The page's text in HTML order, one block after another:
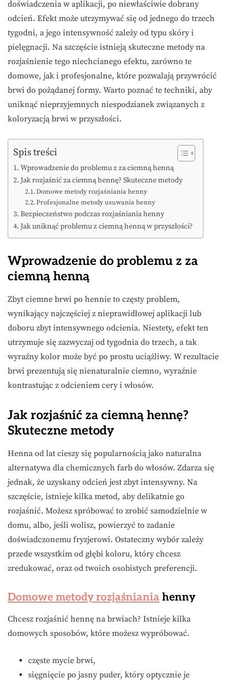
doświadczenia w aplikacji, po niewłaściwie dobrany
odcień. Efekt może utrzymywać się od jednego do trzech
tygodni, a jego intensywność zależy od typu skóry i
pielęgnacji. Na szczęście istnieją skuteczne metody na
rozjaśnienie tego niechcianego efektu, zarówno te
domowe, jak i profesjonalne, które pozwalają przywrócić
brwi do pożądanej formy. Warto poznać te techniki, aby
uniknąć nieprzyjemnych niespodzianek związanych z
koloryzacją brwi w przyszłości.
Spis treści
Wprowadzenie do problemu z za ciemną henną
Jak rozjaśnić za ciemną hennę? Skuteczne metody
Domowe metody rozjaśniania henny
Profesjonalne metody usuwania henny
Bezpieczeństwo podczas rozjaśniania henny
Jak uniknąć problemu z ciemną henną w przyszłości?
Wprowadzenie do problemu z za
ciemną henną
Zbyt ciemne brwi po hennie to częsty problem,
wynikający najczęściej z nieprawidłowej aplikacji lub
doboru zbyt intensywnego odcienia. Niestety, efekt ten
utrzymuje się zazwyczaj od tygodnia do trzech, a tak
wyraźny kolor może być po prostu uciążliwy. W rezultacie
brwi prezentują się nienaturalnie ciemno, wyraźnie
kontrastując z odcieniem cery i włosów.
Jak rozjaśnić za ciemną hennę?
Skuteczne metody
Henna od lat cieszy się popularnością jako naturalna
alternatywa dla chemicznych farb do włosów. Zdarza się
jednak, że uzyskany odcień jest zbyt intensywny. Na
szczęście, istnieje kilka metod, aby delikatnie go
rozjaśnić. Możesz spróbować to zrobić samodzielnie w
domu, albo, jeśli wolisz, powierzyć to zadanie
doświadczonemu fryzjerowi. Ostateczny wybór zależy
przede wszystkim od głębi koloru, który chcesz
zredukować, oraz od twoich osobistych preferencji.
Domowe metody rozjaśniania henny
Chcesz rozjaśnić hennę na brwiach? Istnieje kilka
domowych sposobów, które możesz wypróbować.
częste mycie brwi,
sięgnięcie po jasny puder, który optycznie je